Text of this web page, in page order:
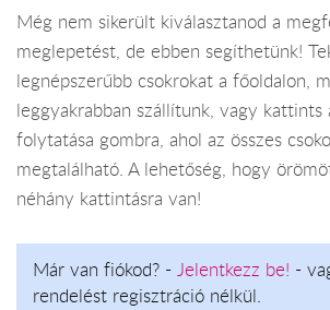
Még nem sikerült kiválasztanod a
meglepetést, de ebben segíthetünk!
legnépszerűbb csokrokat a főoldalon,
leggyakrabban szállítunk, vagy kattints
folytatása gombra, ahol az összes
megtalálható. A lehetőség, hogy
néhány kattintásra van!
Már van fiókod? - Jelentkezz be! -
rendelést regisztráció nélkül.